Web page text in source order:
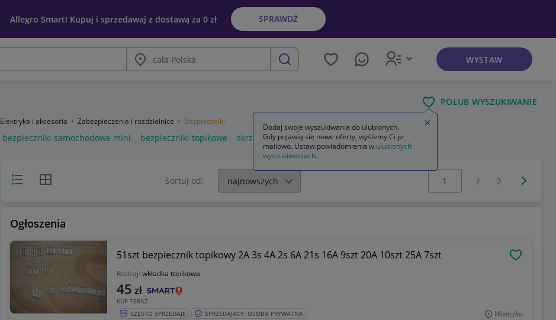
Allegro Smart! Kupuj i sprzedawaj z dostawą za 0 zł SPRAWDŹ
Miasto
szukaj
WYSTAW
POLUB WYSZUKIWANIE
Elektryka i akcesoria Zabezpieczenia i rozdzielnice Bezpieczniki
bezpieczniki samochodowe mini bezpieczniki topikowe skrzynka na bezpieczniki
Widok listyWidok siatki Sortuj od:
Wybierz stronę:
z 2
Ogłoszenia
51szt bezpiecznik topikowy 2A 3s 4A 2s 6A 21s 16A 9szt 20A 10szt 25A 7szt
Rodzaj: wkładka topikowa
KUP TERAZ
45 zł
CZĘSTO SPRZEDAJE SPRZEDAJĄCY: OSOBA PRYWATNA Wieliczka
Dodaj swoje wyszukiwania do ulubionych.
Gdy pojawią się nowe oferty, wyślemy Ci je
mailowo. Ustaw powiadomienia w ulubionych
wyszukiwaniach.
Zamknij wskazówkę